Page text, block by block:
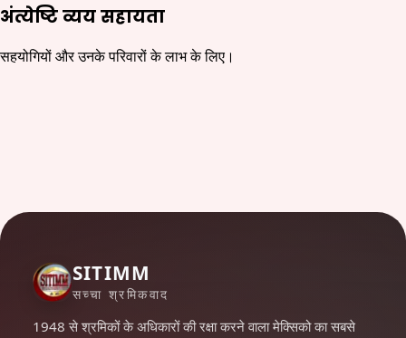
अंत्येष्टि व्यय सहायता
सहयोगियों और उनके परिवारों के लाभ के लिए।
SITIMM
सच्चा श्रमिकवाद
1948 से श्रमिकों के अधिकारों की रक्षा करने वाला मेक्सिको का सबसे